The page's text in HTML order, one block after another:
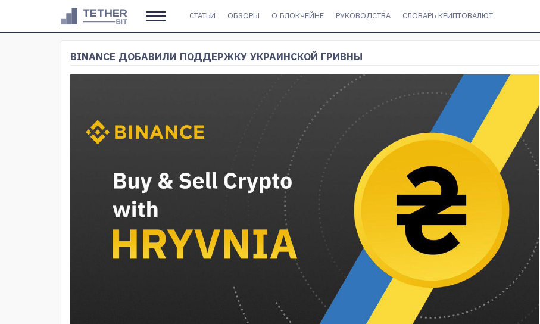
СТАТЬИ ОБЗОРЫ О БЛОКЧЕЙНЕ РУКОВОДСТВА СЛОВАРЬ КРИПТОВАЛЮТ
BINANCE ДОБАВИЛИ ПОДДЕРЖКУ УКРАИНСКОЙ ГРИВНЫ